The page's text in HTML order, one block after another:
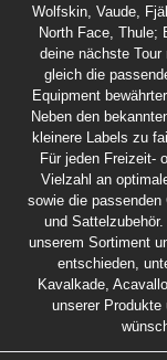
Wolfskin, Vaude,
North Face, Thule;
deine nächste
gleich die
Equipment
Neben den
kleinere Labels zu
Für jeden Freizeit-
Vielzahl an
sowie die
und
unserem Sortiment
entschieden,
Kavalkade,
unserer Produkte